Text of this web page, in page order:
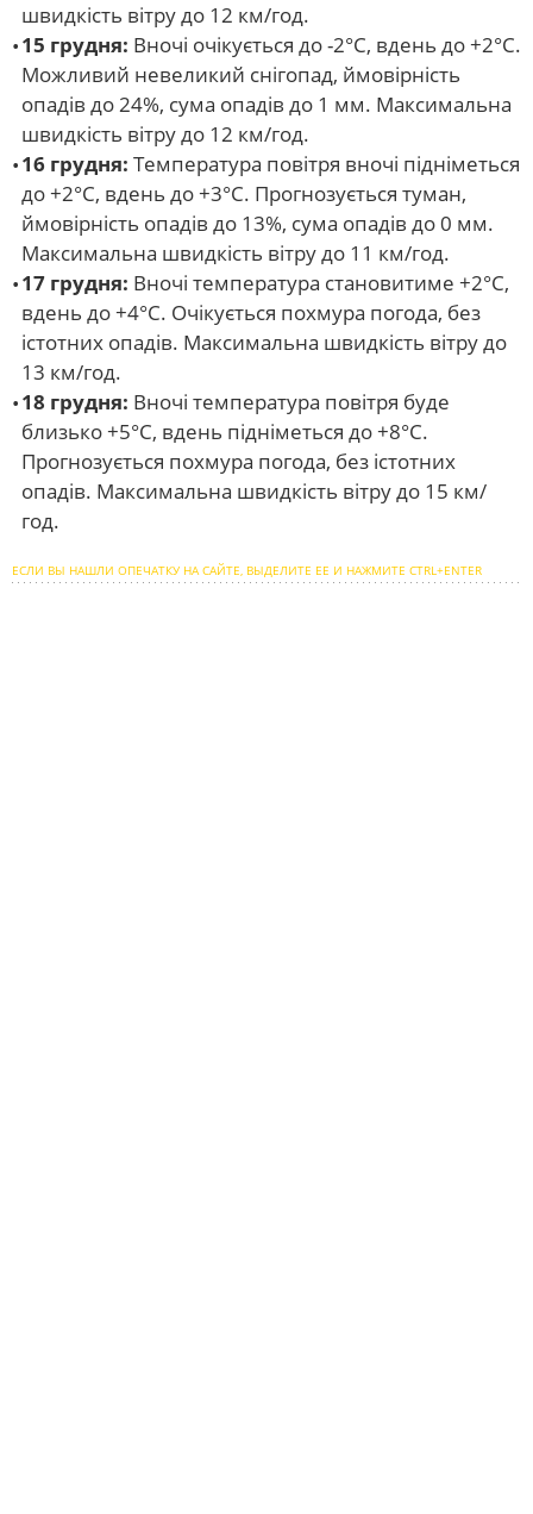
швидкість вітру до 12 км/год.
15 грудня: Вночі очікується до -2°С, вдень до +2°С.
Можливий невеликий снігопад, ймовірність
опадів до 24%, сума опадів до 1 мм. Максимальна
швидкість вітру до 12 км/год.
16 грудня: Температура повітря вночі підніметься
до +2°С, вдень до +3°С. Прогнозується туман,
ймовірність опадів до 13%, сума опадів до 0 мм.
Максимальна швидкість вітру до 11 км/год.
17 грудня: Вночі температура становитиме +2°С,
вдень до +4°С. Очікується похмура погода, без
істотних опадів. Максимальна швидкість вітру до
13 км/год.
18 грудня: Вночі температура повітря буде
близько +5°С, вдень підніметься до +8°С.
Прогнозується похмура погода, без істотних
опадів. Максимальна швидкість вітру до 15 км/
год.
ЕСЛИ ВЫ НАШЛИ ОПЕЧАТКУ НА САЙТЕ, ВЫДЕЛИТЕ ЕЕ И НАЖМИТЕ CTRL+ENTER